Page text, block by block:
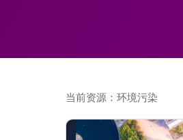
当前资源：环境污染